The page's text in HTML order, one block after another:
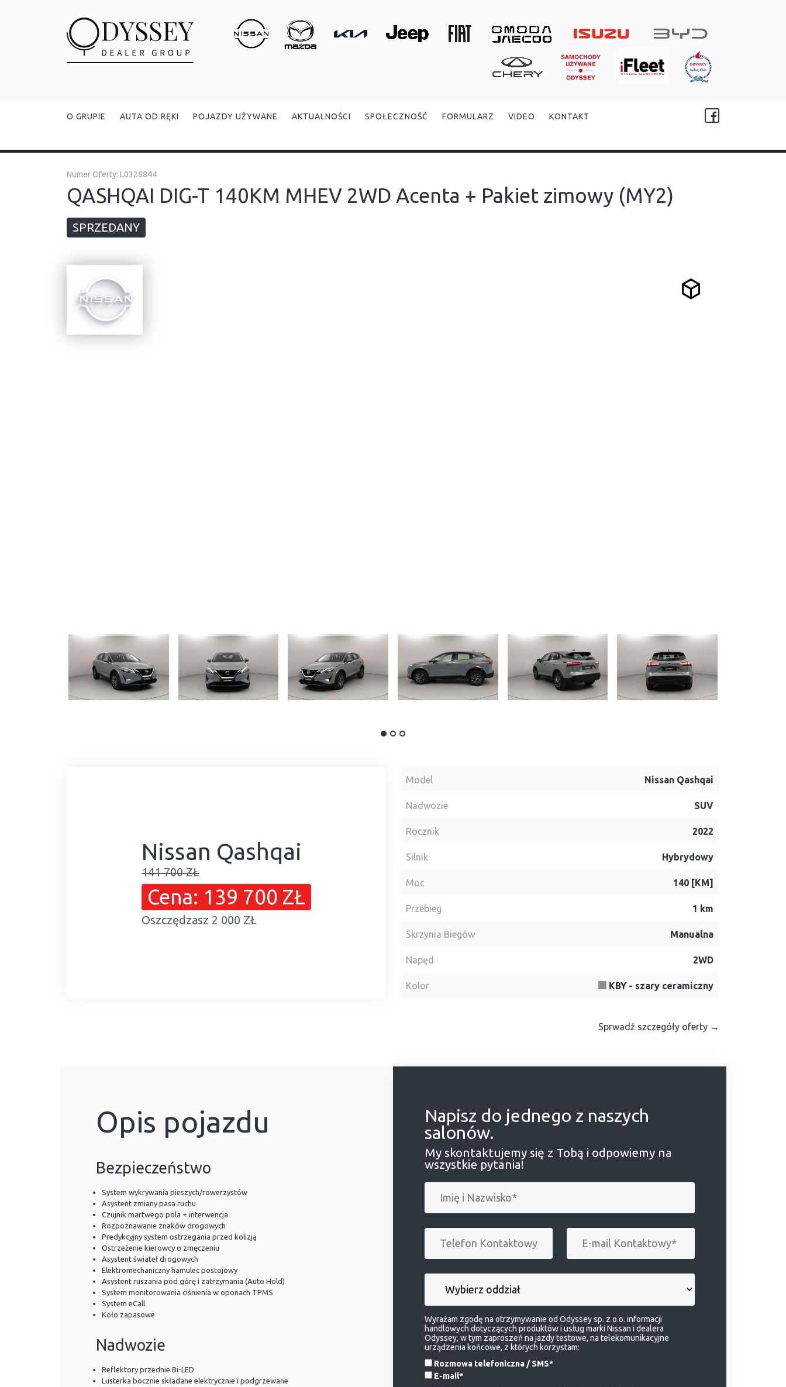
O GRUPIE AUTA OD RĘKI POJAZDY UŻYWANE AKTUALNOŚCI SPOŁECZNOŚĆ FORMULARZ VIDEO KONTAKT
Numer Oferty: L0328844
QASHQAI DIG-T 140KM MHEV 2WD Acenta + Pakiet zimowy (MY2)
SPRZEDANY
Nissan Qashqai
141 700 ZŁ
Cena: 139 700 ZŁ
Oszczędzasz 2 000 ZŁ
Model Nissan Qashqai
Nadwozie SUV
Rocznik 2022
Silnik Hybrydowy
Moc 140 [KM]
Przebieg 1 km
Skrzynia Biegów Manualna
Napęd 2WD
Kolor KBY - szary ceramiczny
Sprwadź szczegóły oferty →
Opis pojazdu
Bezpieczeństwo
System wykrywania pieszych/rowerzystów
Asystent zmiany pasa ruchu
Czujnik martwego pola + interwencja
Rozpoznawanie znaków drogowych
Predykcyjny system ostrzegania przed kolizją
Ostrzeżenie kierowcy o zmęczeniu
Asystent świateł drogowych
Elektromechaniczny hamulec postojowy
Asystent ruszania pod górę i zatrzymania (Auto Hold)
System monitorowania ciśnienia w oponach TPMS
System eCall
Koło zapasowe
Nadwozie
Reflektory przednie Bi-LED
Lusterka bocznie składane elektrycznie i podgrzewane
Napisz do jednego z naszych
salonów.
My skontaktujemy się z Tobą i odpowiemy na
wszystkie pytania!
Wyrażam zgodę na otrzymywanie od Odyssey sp. z o.o. informacji
handlowych dotyczących produktów i usług marki Nissan i dealera
Odyssey, w tym zaproszeń na jazdy testowe, na telekomunikacyjne
urządzenia końcowe, z których korzystam:
Rozmowa telefoniczna / SMS*
E-mail*